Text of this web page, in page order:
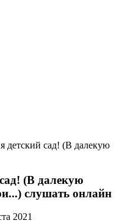
детский сад! (В далекую
(В далекую
слушать онлайн
2021